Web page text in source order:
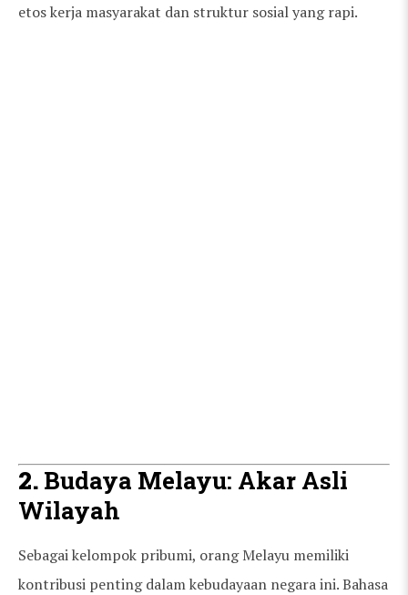
etos kerja masyarakat dan struktur sosial yang rapi.
2. Budaya Melayu: Akar Asli
Wilayah
Sebagai kelompok pribumi, orang Melayu memiliki
kontribusi penting dalam kebudayaan negara ini. Bahasa